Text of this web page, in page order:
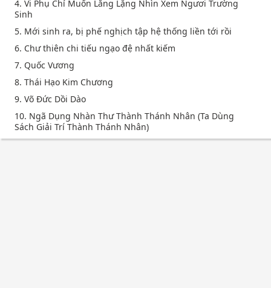
4. Vi Phụ Chỉ Muốn Lẳng Lặng Nhìn Xem Ngươi Trường
Sinh
5. Mới sinh ra, bị phế nghịch tập hệ thống liền tới rồi
6. Chư thiên chi tiếu ngạo đệ nhất kiếm
7. Quốc Vương
8. Thái Hạo Kim Chương
9. Võ Đức Dồi Dào
10. Ngã Dụng Nhàn Thư Thành Thánh Nhân (Ta Dùng
Sách Giải Trí Thành Thánh Nhân)